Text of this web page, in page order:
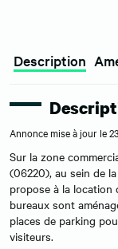
Description
Annonce mise à jour le
Sur la zone
(06220), au sein de
propose à la location
bureaux sont
places de parking
visiteurs.